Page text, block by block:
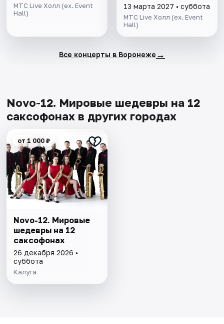
МТС Live Холл (ex. Event
Hall)
13 марта 2027 • суббота
МТС Live Холл (ex. Event
Hall)
Все концерты в Воронеже →
Novo-12. Мировые шедевры на 12
саксофонах в других городах
от 1 000 ₽
Novo-12. Мировые
шедевры на 12
саксофонах
26 декабря 2026 •
суббота
Калуга